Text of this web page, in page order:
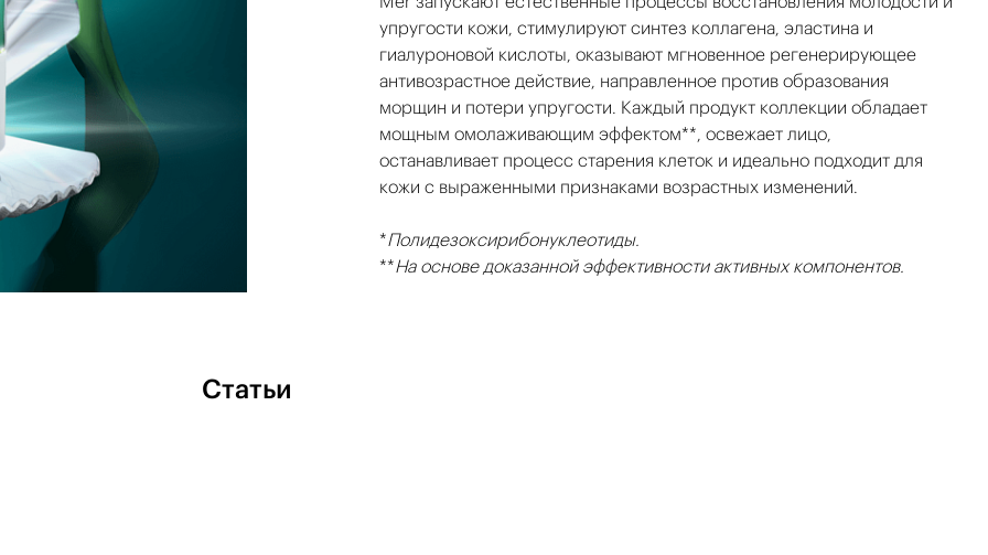
упругости кожи, стимулируют синтез коллагена, эластина и
гиалуроновой кислоты, оказывают мгновенное регенерирующее
антивозрастное действие, направленное против образования
морщин и потери упругости. Каждый продукт коллекции обладает
мощным омолаживающим эффектом**, освежает лицо,
останавливает процесс старения клеток и идеально подходит для
кожи с выраженными признаками возрастных изменений.
*Полидезоксирибонуклеотиды.
**На основе доказанной эффективности активных компонентов.
Статьи